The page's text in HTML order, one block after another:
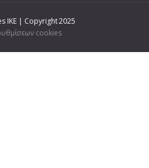
IKE | Copyright 2025
cookies